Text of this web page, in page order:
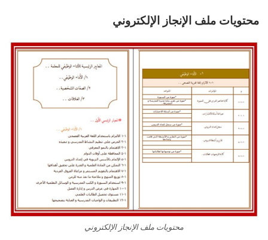
محتويات ملف الإنجاز الإلكتروني
محتويات ملف الإنجاز الإلكتروني